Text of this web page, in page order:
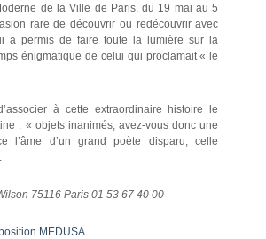
de la Ville de Paris, du 19 mai au 5
rare de découvrir ou redécouvrir avec
a permis de faire toute la lumière sur la
énigmatique de celui qui proclamait « le
à cette extraordinaire histoire le
: « objets inanimés, avez-vous donc une
l’âme d’un grand poète disparu, celle
75116 Paris 01 53 67 40 00
MEDUSA